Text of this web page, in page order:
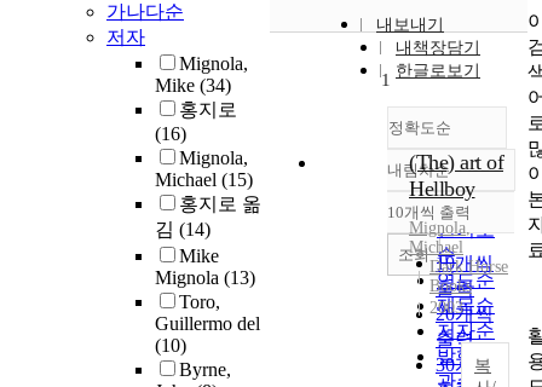
가나다순
저자
Mignola,
Mike (34)
홍지로
(16)
Mignola,
Michael (15)
홍지로 옮
김 (14)
Mike
Mignola (13)
Toro,
Guillermo del
(10)
Byrne,
내보내기
내책장담기
한글로보기
정확도순
정확도
순
인기도
순
연도순
제목순
저자순
발행기
관순
내림차순
내림차순
10개씩 출력
10개씩
출력
20개씩
출력
30개씩
조회
1
(The) art of
Hellboy
Mignola,
Michael
Dark Horse
Books
2003
복